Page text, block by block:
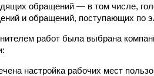
обращений — в том числе,
и обращений, поступающих по
работ была выбрана
настройка рабочих мест